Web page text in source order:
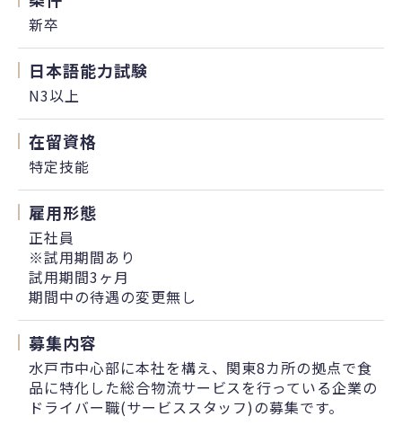
新卒
日本語能力試験
N3以上
在留資格
特定技能
雇用形態
正社員
※試用期間あり
試用期間3ヶ月
期間中の待遇の変更無し
募集内容
水戸市中心部に本社を構え、関東8カ所の拠点で食
品に特化した総合物流サービスを行っている企業の
ドライバー職(サービススタッフ)の募集です。